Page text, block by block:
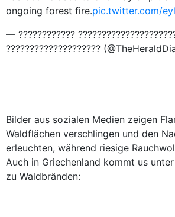
ongoing forest fire.pic.twitter.com/
— ????????????
????????????????????
Bilder aus sozialen Medien zeigen
Waldflächen verschlingen und den
erleuchten, während riesige
Auch in Griechenland kommt us
zu Waldbränden: